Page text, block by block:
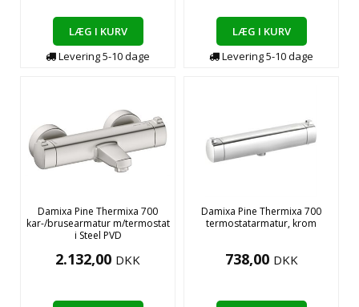
LÆG I KURV
Levering5-10dage
LÆG I KURV
Levering5-10dage
Damixa Pine Thermixa 700
kar-/brusearmatur m/termostat
i Steel PVD
2.132,00 DKK
Damixa Pine Thermixa 700
termostatarmatur, krom
738,00 DKK